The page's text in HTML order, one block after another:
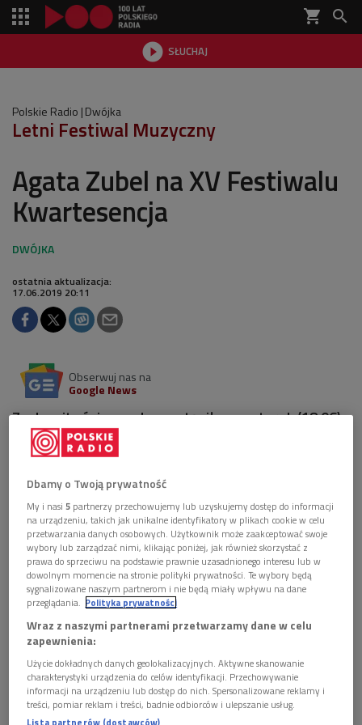
shopping_cart 
 SŁUCHAJ

Polskie Radio Dwójka
Letni Festiwal Muzyczny
Agata Zubel na XV Festiwalu
Kwartesencja
ostatnia aktualizacja:
17.06.2019 20:11
Obserwuj nas na
Google News
Znakomita śpiewaczka wystąpiła we wtorek (18.06)
z towarzyszeniem Royal String Quartet w Studiu
Koncertowym Polskiego Radia im. W.
Agata Zubel Foto: Łukasz Rajchert/materiały prasowe
Dbamy o Twoją prywatność
My i nasi5 partnerzy przechowujemy lub uzyskujemy dostęp do informacji
na urządzeniu, takich jak unikalne identyfikatory w plikach cookie w celu
przetwarzania danych osobowych. Użytkownik może zaakceptować swoje
wybory lub zarządzać nimi, klikając poniżej, jak również skorzystać z
prawa do sprzeciwu na podstawie prawnie uzasadnionego interesu lub w
dowolnym momencie na stronie polityki prywatności. Te wybory będą
sygnalizowane naszym partnerom i nie będą miały wpływu na dane
przeglądania. Polityka prywatności
Wraz z naszymi partnerami przetwarzamy dane w celu
zapewnienia:
Użycie dokładnych danych geolokalizacyjnych. Aktywne skanowanie
charakterystyki urządzenia do celów identyfikacji. Przechowywanie
informacji na urządzeniu lub dostęp do nich. Spersonalizowane reklamy i
treści, pomiar reklam i treści, badnie odbiorców i ulepszanie usług.
Lista partnerów (dostawców)